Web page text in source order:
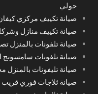
حولي
صيانة تكييف مركزي كيفان
صيانة تكييف منازل
صيانة تلفونات بالمنزل
صيانة تلفونات سامسونج
صيانة تليفونات
صيانة ثلاجات فوري